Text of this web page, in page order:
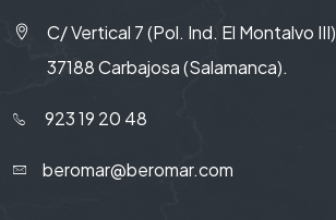
C/ Vertical 7 (Pol. Ind. El Montalvo III)
37188 Carbajosa (Salamanca).
923 19 20 48
beromar@beromar.com